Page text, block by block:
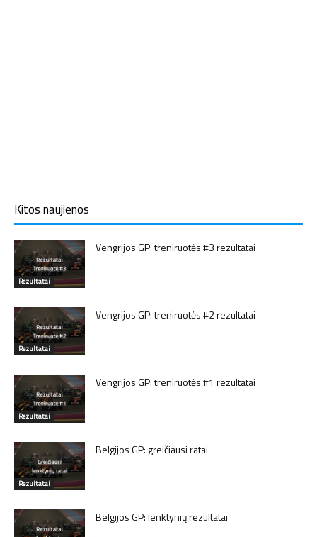
Kitos naujienos
Rezultatai
Vengrijos GP: treniruotės #3 rezultatai
Rezultatai
Vengrijos GP: treniruotės #2 rezultatai
Rezultatai
Vengrijos GP: treniruotės #1 rezultatai
Rezultatai
Belgijos GP: greičiausi ratai
Belgijos GP: lenktynių rezultatai